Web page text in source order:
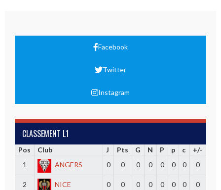
Facebook
Twitter
Instagram
CLASSEMENT L1
Pos Club J Pts G N P p c
+/-
1
ANGERS 0 0 0 0 0 0 0 0
2 NICE 0 0 0 0 0 0 0 0